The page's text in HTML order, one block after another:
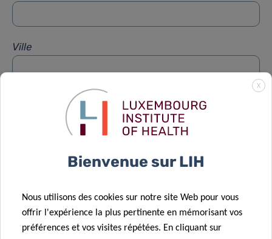
Ville
X
Bienvenue sur LIH
Nous utilisons des cookies sur notre site Web pour vous
offrir l'expérience la plus pertinente en mémorisant vos
préférences et vos visites répétées. En cliquant sur